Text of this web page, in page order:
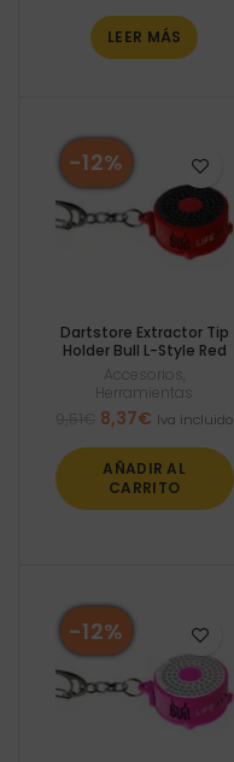
LEER MÁS
-12%
Dartstore Extractor Tip
Holder Bull L-Style Red
Accesorios
Herramientas
El
original
era:
9,51€.
8,37€ El
actual
es:
8,37€.
Iva incluido
AÑADIR AL
CARRITO
-12%